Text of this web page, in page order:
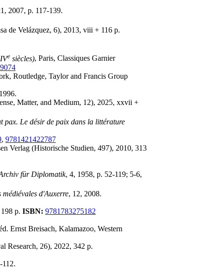
2007, p. 117-139.
de Velázquez, 6), 2013, viii + 116 p.
e siècles), Paris, Classiques Garnier
Routledge, Taylor and Francis Group
Matter, and Medium, 12), 2025, xxvii +
pax. Le désir de paix dans la littérature
, 9781421422787
Verlag (Historische Studien, 497), 2010, 313
für Diplomatik, 4, 1958, p. 52-119; 5-6,
médiévales d'Auxerre, 12, 2008.
p. ISBN: 9781783275182
Ernst Breisach, Kalamazoo, Western
Research, 26), 2022, 342 p.
112.